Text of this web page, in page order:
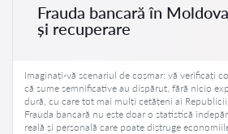
Frauda bancară în
și recuperare
Imaginați-vă scenariul de coșmar: vă verificați
că sume semnificative au dispărut, fără nicio
dură, cu care tot mai mulți cetățeni ai
Frauda bancară nu este doar o statistică
reală și personală care poate distruge